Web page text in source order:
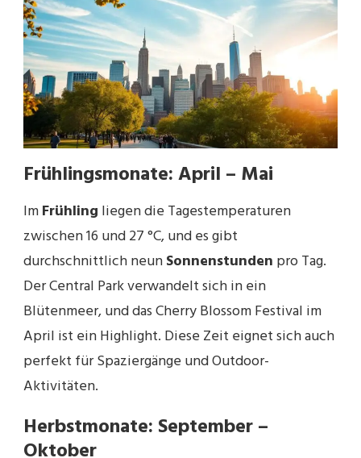
Frühlingsmonate: April – Mai
ImFrühling liegen die Tagestemperaturen
zwischen 16 und 27 °C, und es gibt
durchschnittlich neunSonnenstunden pro Tag.
Der Central Park verwandelt sich in ein
Blütenmeer, und das Cherry Blossom Festival im
April ist ein Highlight. Diese Zeit eignet sich auch
perfekt für Spaziergänge und Outdoor-
Aktivitäten.
Herbstmonate: September –
Oktober